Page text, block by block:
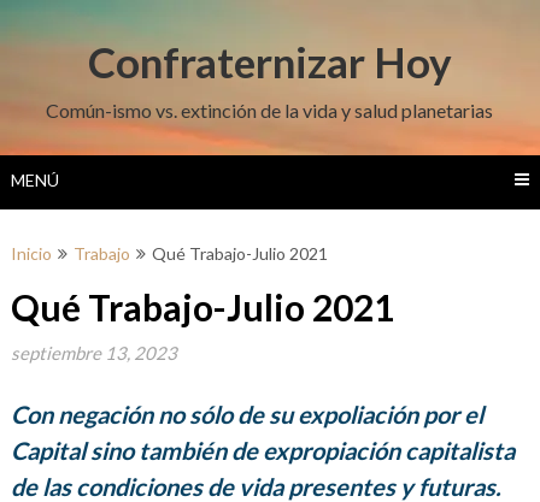
Confraternizar Hoy
Común-ismo vs. extinción de la vida y salud planetarias
MENÚ
Inicio Trabajo Qué Trabajo-Julio 2021
Qué Trabajo-Julio 2021
septiembre 13, 2023
Con negación no sólo de su expoliación por el
Capital sino también de expropiación capitalista
de las condiciones de vida presentes y futuras.